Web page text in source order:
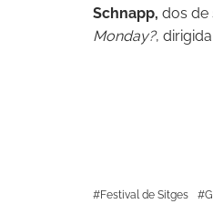
Schnapp, dos de
Monday?,
Festival de Sitges